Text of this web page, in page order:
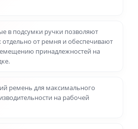
в подсумки ручки позволяют
отдельно от ремня и обеспечивают
принадлежностей на
ремень для максимального
на рабочей